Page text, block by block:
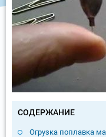
СОДЕРЖАНИЕ
Огрузка поплавка